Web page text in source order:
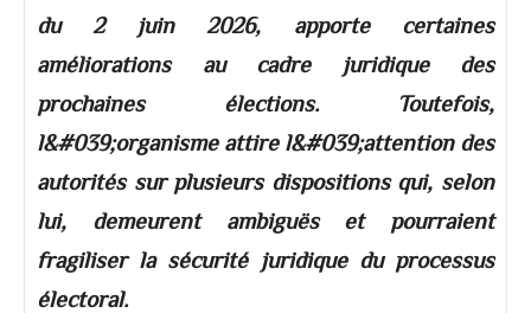
du 2 juin 2026, apporte certaines
améliorations au cadre juridique des
prochaines élections. Toutefois,
l&#039;organisme attire l&#039;attention des
autorités sur plusieurs dispositions qui, selon
lui, demeurent ambiguës et pourraient
fragiliser la sécurité juridique du processus
électoral.